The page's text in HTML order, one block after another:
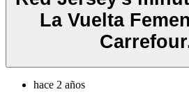
La Vuelta
hace 2 años